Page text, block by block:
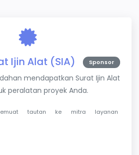
Ijin Alat (SIA) Sponsor
mendapatkan Surat Ijin Alat
peralatan proyek Anda.
tautan ke mitra layanan